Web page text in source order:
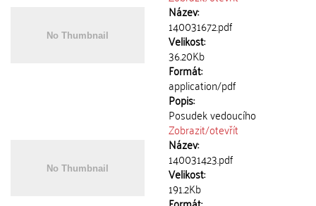
Název:
140031672.pdf
Velikost:
36.20Kb
Formát:
application/pdf
Popis:
Posudek vedoucího
Zobrazit/otevřít
Název:
140031423.pdf
Velikost:
191.2Kb